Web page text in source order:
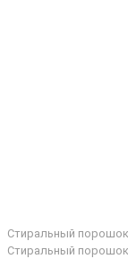
Стиральный
Стиральный